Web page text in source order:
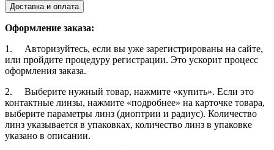
Доставка и оплата
Оформление заказа:
1. Авторизуйтесь, если вы уже зарегистрированы на сайте,
или пройдите процедуру регистрации. Это ускорит процесс
оформления заказа.
2. Выберите нужный товар, нажмите «купить». Если это
контактные линзы, нажмите «подробнее» на карточке товара,
выберите параметры линз (диоптрии и радиус). Количество
линз указывается в упаковках, количество линз в упаковке
указано в описании.